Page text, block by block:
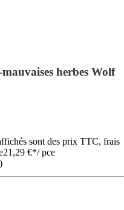
herbes Wolf
sont des prix TTC, frais
21,29 €*/ pce
)